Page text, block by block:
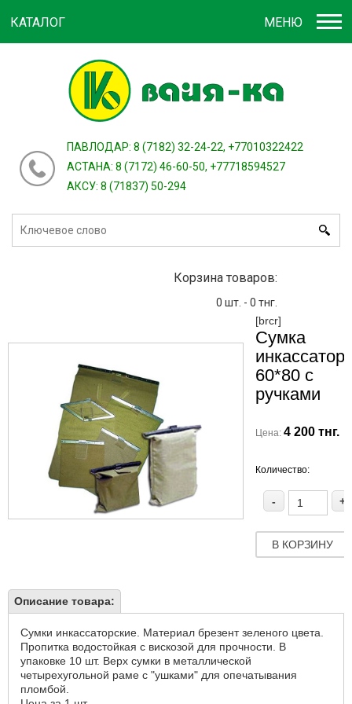
зарегистрироваться
ПАВЛОДАР: 8 (7182) 32-24-22, +77010322422
АСТАНА: 8 (7172) 46-60-50, +77718594527
АКСУ: 8 (71837) 50-294
Корзина товаров:
0 шт. - 0 тнг.
МЕНЮ
КАТАЛОГ
[brcr]
Сумка
60*80 с
ручками
Цена: 4 200 тнг.
Количество:
+
-
В КОРЗИНУ
Описание товара:
Сумки инкассаторские. Материал брезент зеленого цвета.
Пропитка водостойкая с вискозой для прочности. В
упаковке 10 шт. Верх сумки в металлической
четырехугольной раме с "ушками" для опечатывания
пломбой.